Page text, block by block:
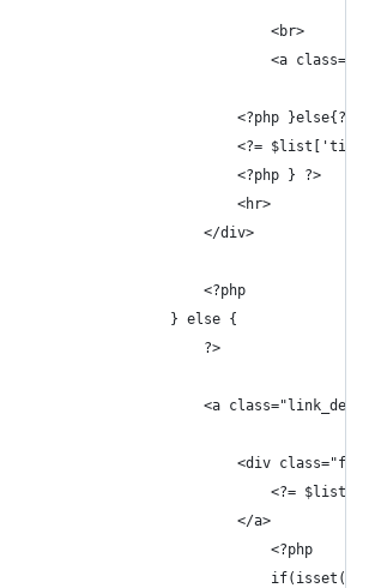
<br>
<a
<?php }else{?>
<?=
<?php } ?>
<hr>
</div>
<?php
} else {
?>
<a
<div
<?=
</a>
<?php